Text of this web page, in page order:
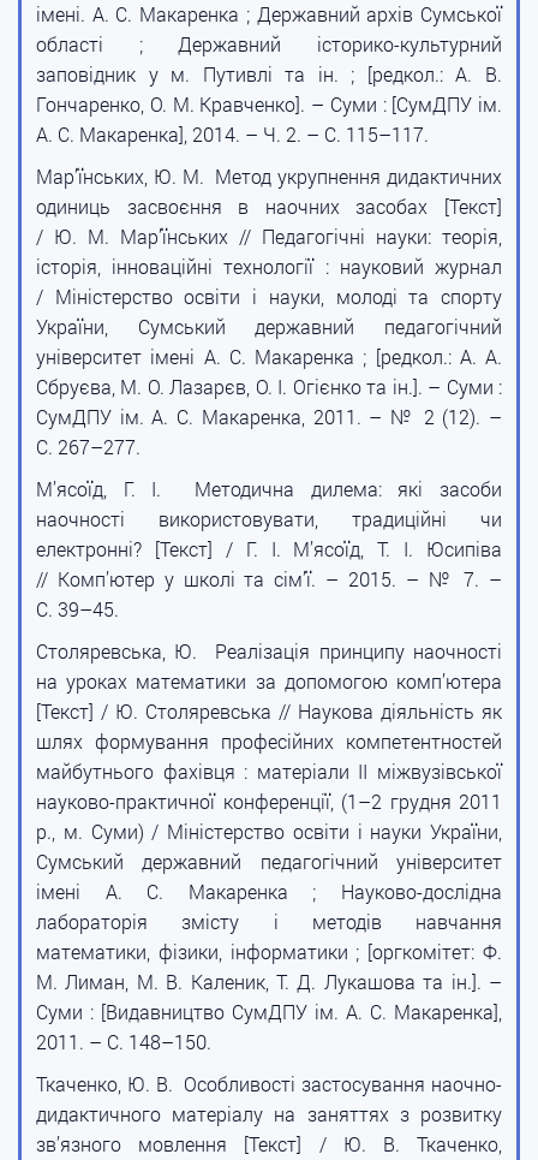
імені. А. С. Макаренка ; Державний архів Сумської
області ; Державний історико-культурний
заповідник у м. Путивлі та ін. ; [редкол.: А. В.
Гончаренко, О. М. Кравченко]. – Суми : [СумДПУ ім.
А. С. Макаренка], 2014. – Ч. 2. – С. 115–117.
Мар’їнських, Ю. М. Метод укрупнення дидактичних
одиниць засвоєння в наочних засобах [Текст]
/ Ю. М. Мар’їнських // Педагогічні науки: теорія,
історія, інноваційні технології : науковий журнал
/ Міністерство освіти і науки, молоді та спорту
України, Сумський державний педагогічний
університет імені А. С. Макаренка ; [редкол.: А. А.
Сбруєва, М. О. Лазарєв, О. І. Огієнко та ін.]. – Суми :
СумДПУ ім. А. С. Макаренка, 2011. – № 2 (12). –
С. 267–277.
М’ясоїд, Г. І. Методична дилема: які засоби
наочності використовувати, традиційні чи
електронні? [Текст] / Г. І. М’ясоїд, Т. І. Юсипіва
// Комп’ютер у школі та сім’ї. – 2015. – № 7. –
С. 39–45.
Столяревська, Ю. Реалізація принципу наочності
на уроках математики за допомогою комп’ютера
[Текст] / Ю. Столяревська // Наукова діяльність як
шлях формування професійних компетентностей
майбутнього фахівця : матеріали II міжвузівської
науково-практичної конференції, (1–2 грудня 2011
р., м. Суми) / Міністерство освіти і науки України,
Сумський державний педагогічний університет
імені А. С. Макаренка ; Науково-дослідна
лабораторія змісту і методів навчання
математики, фізики, інформатики ; [оргкомітет: Ф.
М. Лиман, М. В. Каленик, Т. Д. Лукашова та ін.]. –
Суми : [Видавництво СумДПУ ім. А. С. Макаренка],
2011. – С. 148–150.
Ткаченко, Ю. В. Особливості застосування наочно-
дидактичного матеріалу на заняттях з розвитку
зв’язного мовлення [Текст] / Ю. В. Ткаченко,